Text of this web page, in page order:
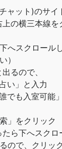
ット)のサイ
の横三本線を
へスクロール
）
るので、
い」と入力
でも入室可能
」をクリック
ら下へスクロ
ので、クリ